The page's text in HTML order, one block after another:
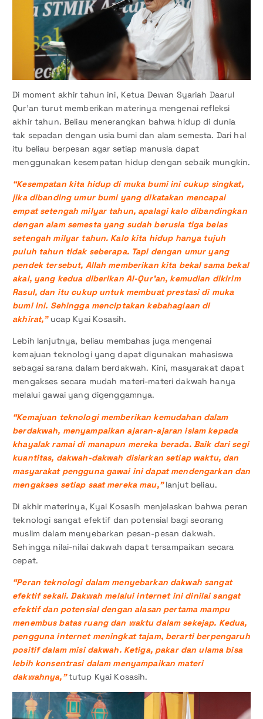
Di moment akhir tahun ini, Ketua Dewan Syariah Daarul
Qur’an turut memberikan materinya mengenai refleksi
akhir tahun. Beliau menerangkan bahwa hidup di dunia
tak sepadan dengan usia bumi dan alam semesta. Dari hal
itu beliau berpesan agar setiap manusia dapat
menggunakan kesempatan hidup dengan sebaik mungkin.
“Kesempatan kita hidup di muka bumi ini cukup singkat,
jika dibanding umur bumi yang dikatakan mencapai
empat setengah milyar tahun, apalagi kalo dibandingkan
dengan alam semesta yang sudah berusia tiga belas
setengah milyar tahun. Kalo kita hidup hanya tujuh
puluh tahun tidak seberapa. Tapi dengan umur yang
pendek tersebut, Allah memberikan kita bekal sama bekal
akal, yang kedua diberikan Al-Qur’an, kemudian dikirim
Rasul, dan itu cukup untuk membuat prestasi di muka
bumi ini. Sehingga menciptakan kebahagiaan di
akhirat,”ucap Kyai Kosasih.
Lebih lanjutnya, beliau membahas juga mengenai
kemajuan teknologi yang dapat digunakan mahasiswa
sebagai sarana dalam berdakwah. Kini, masyarakat dapat
mengakses secara mudah materi-materi dakwah hanya
melalui gawai yang digenggamnya.
“Kemajuan teknologi memberikan kemudahan dalam
berdakwah, menyampaikan ajaran-ajaran islam kepada
khayalak ramai di manapun mereka berada. Baik dari segi
kuantitas, dakwah-dakwah disiarkan setiap waktu, dan
masyarakat pengguna gawai ini dapat mendengarkan dan
mengakses setiap saat mereka mau,”lanjut beliau.
Di akhir materinya, Kyai Kosasih menjelaskan bahwa peran
teknologi sangat efektif dan potensial bagi seorang
muslim dalam menyebarkan pesan-pesan dakwah.
Sehingga nilai-nilai dakwah dapat tersampaikan secara
cepat.
“Peran teknologi dalam menyebarkan dakwah sangat
efektif sekali. Dakwah melalui internet ini dinilai sangat
efektif dan potensial dengan alasan pertama mampu
menembus batas ruang dan waktu dalam sekejap. Kedua,
pengguna internet meningkat tajam, berarti berpengaruh
positif dalam misi dakwah. Ketiga, pakar dan ulama bisa
lebih konsentrasi dalam menyampaikan materi
dakwahnya,”tutup Kyai Kosasih.